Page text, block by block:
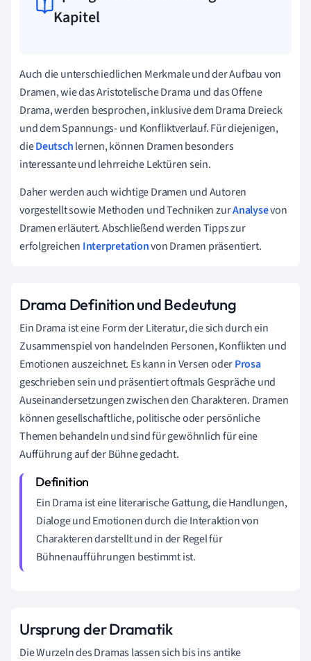
Kapitel
Auch die unterschiedlichen Merkmale und der Aufbau von
Dramen, wie das Aristotelische Drama und das Offene
Drama, werden besprochen, inklusive dem Drama Dreieck
und dem Spannungs- und Konfliktverlauf. Für diejenigen,
dieDeutschlernen, können Dramen besonders
interessante und lehrreiche Lektüren sein.
Daher werden auch wichtige Dramen und Autoren
vorgestellt sowie Methoden und Techniken zurAnalysevon
Dramen erläutert. Abschließend werden Tipps zur
erfolgreichen Interpretationvon Dramen präsentiert.
Drama Definition und Bedeutung
Ein Drama ist eine Form der Literatur, die sich durch ein
Zusammenspiel von handelnden Personen, Konflikten und
Emotionen auszeichnet. Es kann in Versen oderProsa
geschrieben sein und präsentiert oftmals Gespräche und
Auseinandersetzungen zwischen den Charakteren. Dramen
können gesellschaftliche, politische oder persönliche
Themen behandeln und sind für gewöhnlich für eine
Aufführung auf der Bühne gedacht.
Ein Drama ist eine literarische Gattung, die Handlungen,
Dialoge und Emotionen durch die Interaktion von
Charakteren darstellt und in der Regel für
Bühnenaufführungen bestimmt ist.
Ursprung der Dramatik
Die Wurzeln des Dramas lassen sich bis ins antike